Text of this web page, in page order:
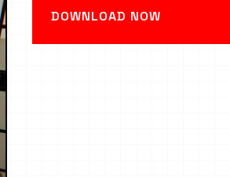
DOWNLOAD NOW